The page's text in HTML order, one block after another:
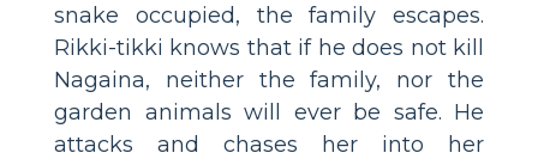
snake occupied, the family escapes.
Rikki-tikki knows that if he does not kill
Nagaina, neither the family, nor the
garden animals will ever be safe. He
attacks and chases her into her